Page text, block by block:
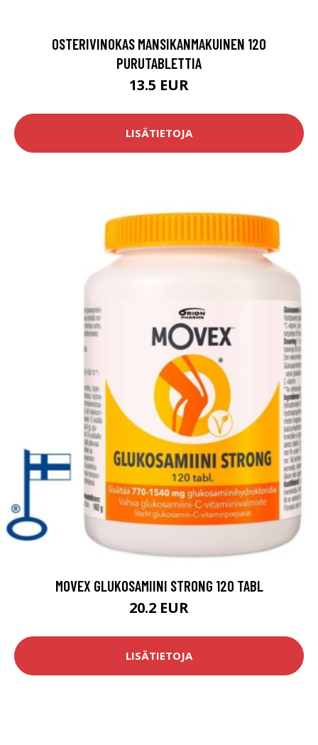
OSTERIVINOKAS MANSIKANMAKUINEN 120
PURUTABLETTIA
13.5 EUR
LISÄTIETOJA
MOVEX GLUKOSAMIINI STRONG 120 TABL
20.2 EUR
LISÄTIETOJA